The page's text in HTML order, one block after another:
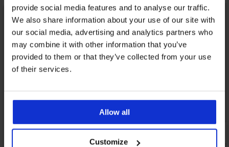
provide social media features and to analyse our traffic.
We also share information about your use of our site with
our social media, advertising and analytics partners who
may combine it with other information that you’ve
provided to them or that they’ve collected from your use
of their services.
Allow all
Customize
LIMITED